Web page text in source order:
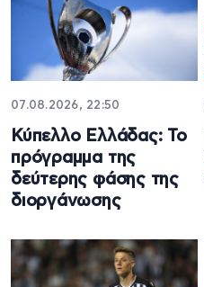
07.08.2026, 22:50
Κύπελλο Ελλάδας: Το
πρόγραμμα της
δεύτερης φάσης της
διοργάνωσης